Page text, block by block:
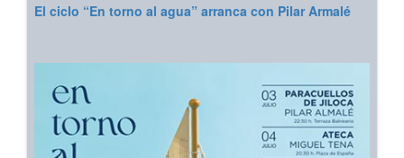
El ciclo “En torno al agua” arranca con Pilar Armalé